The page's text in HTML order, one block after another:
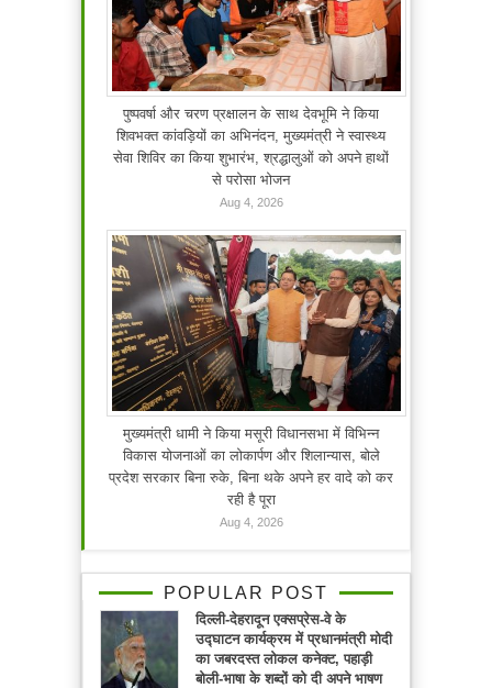
पुष्पवर्षा और चरण प्रक्षालन के साथ देवभूमि ने किया
शिवभक्त कांवड़ियों का अभिनंदन, मुख्यमंत्री ने स्वास्थ्य
सेवा शिविर का किया शुभारंभ, श्रद्धालुओं को अपने हाथों
से परोसा भोजन
Aug 4, 2026
मुख्यमंत्री धामी ने किया मसूरी विधानसभा में विभिन्न
विकास योजनाओं का लोकार्पण और शिलान्यास, बोले
प्रदेश सरकार बिना रुके, बिना थके अपने हर वादे को कर
रही है पूरा
Aug 4, 2026
POPULAR POST
दिल्ली-देहरादून एक्सप्रेस-वे के
उद्घाटन कार्यक्रम में प्रधानमंत्री मोदी
का जबरदस्त लोकल कनेक्ट, पहाड़ी
बोली-भाषा के शब्दों को दी अपने भाषण